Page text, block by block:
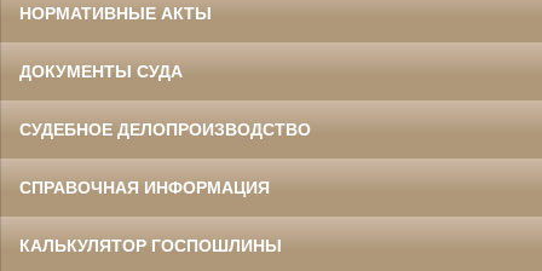
НОРМАТИВНЫЕ АКТЫ
ДОКУМЕНТЫ СУДА
СУДЕБНОЕ ДЕЛОПРОИЗВОДСТВО
СПРАВОЧНАЯ ИНФОРМАЦИЯ
КАЛЬКУЛЯТОР ГОСПОШЛИНЫ